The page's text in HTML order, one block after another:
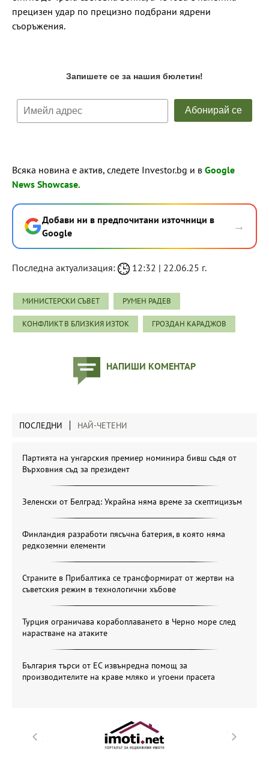
прецизен удар по прецизно подбрани ядрени
съоръжения.
Всяка новина е актив, следете Investor.bg и в Google
News Showcase.
Добави ни в предпочитани източници в
Google
→
Последна актуализация: 12:32 | 22.06.25 г.
МИНИСТЕРСКИ СЪВЕТ РУМЕН РАДЕВ
КОНФЛИКТ В БЛИЗКИЯ ИЗТОК ГРОЗДАН КАРАДЖОВ
НАПИШИ КОМЕНТАР
ПОСЛЕДНИ НАЙ-ЧЕТЕНИ
Партията на унгарския премиер номинира бивш съдя от
Върховния съд за президент
Зеленски от Белград: Украйна няма време за скептицизъм
Финландия разработи пясъчна батерия, в която няма
редкоземни елементи
Страните в Прибалтика се трансформират от жертви на
съветския режим в технологични хъбове
Турция ограничава корабоплаването в Черно море след
нарастване на атаките
България търси от ЕС извънредна помощ за
производителите на краве мляко и угоени прасета